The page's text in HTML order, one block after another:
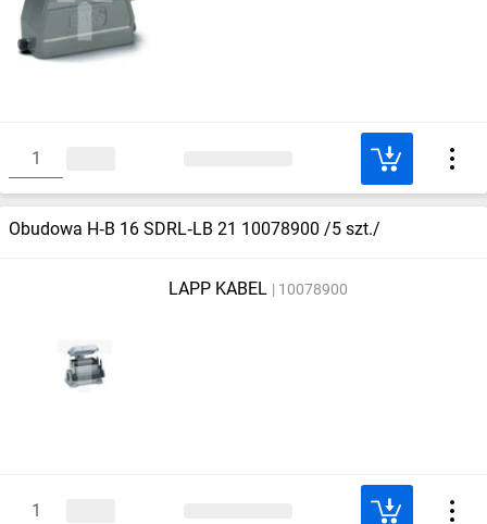
Obudowa H‑B 16 SDRL‑LB 21 10078900 /5 szt./
LAPP KABEL 10078900